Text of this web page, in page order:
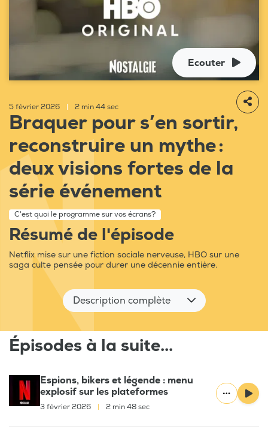
Ecouter
5 février 2026 2 min 44 sec
Braquer pour s’en sortir,
reconstruire un mythe :
deux visions fortes de la
série événement
C'est quoi le programme sur vos écrans?
Résumé de l'épisode
Netflix mise sur une fiction sociale nerveuse, HBO sur une
saga culte pensée pour durer une décennie entière.
Description complète
Épisodes à la suite...
Espions, bikers et légende : menu
explosif sur les plateformes
3 février 2026 2 min 48 sec